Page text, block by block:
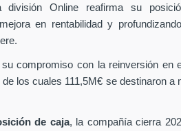
Online reafirma su
en rentabilidad y
compromiso con la reinversión en
de los cuales 111,5M€ se destinaron
de caja, la compañía cierra